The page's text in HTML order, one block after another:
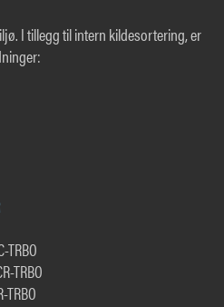
I tillegg til intern kildesortering, er
TRBO
TRBO